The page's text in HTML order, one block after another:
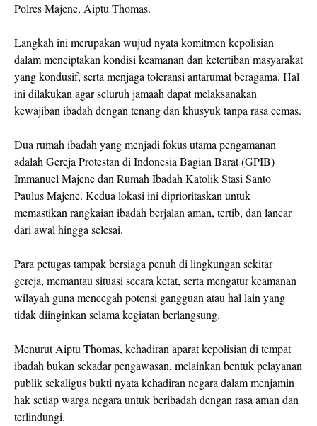
Polres Majene, Aiptu Thomas.
Langkah ini merupakan wujud nyata komitmen kepolisian
dalam menciptakan kondisi keamanan dan ketertiban masyarakat
yang kondusif, serta menjaga toleransi antarumat beragama. Hal
ini dilakukan agar seluruh jamaah dapat melaksanakan
kewajiban ibadah dengan tenang dan khusyuk tanpa rasa cemas.
Dua rumah ibadah yang menjadi fokus utama pengamanan
adalah Gereja Protestan di Indonesia Bagian Barat (GPIB)
Immanuel Majene dan Rumah Ibadah Katolik Stasi Santo
Paulus Majene. Kedua lokasi ini diprioritaskan untuk
memastikan rangkaian ibadah berjalan aman, tertib, dan lancar
dari awal hingga selesai.
Para petugas tampak bersiaga penuh di lingkungan sekitar
gereja, memantau situasi secara ketat, serta mengatur keamanan
wilayah guna mencegah potensi gangguan atau hal lain yang
tidak diinginkan selama kegiatan berlangsung.
Menurut Aiptu Thomas, kehadiran aparat kepolisian di tempat
ibadah bukan sekadar pengawasan, melainkan bentuk pelayanan
publik sekaligus bukti nyata kehadiran negara dalam menjamin
hak setiap warga negara untuk beribadah dengan rasa aman dan
terlindungi.